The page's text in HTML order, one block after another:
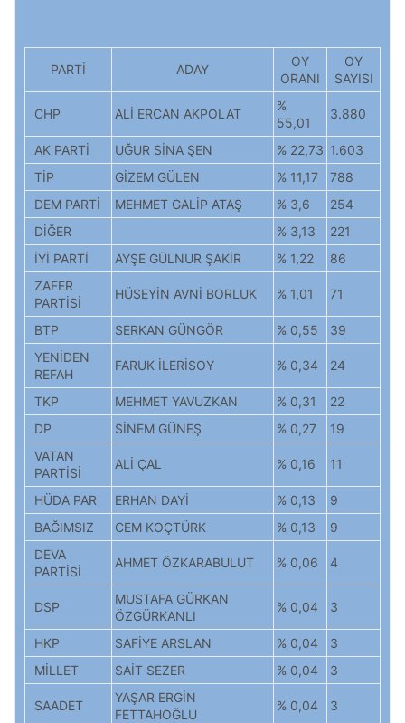
PARTİ ADAY
OY
ORANI
OY
SAYISI
CHP ALİ ERCAN AKPOLAT
%
55,01
3.880
AK PARTİ UĞUR SİNA ŞEN % 22,73 1.603
TİP
GİZEM GÜLEN % 11,17
788
DEM PARTİ
MEHMET GALİP ATAŞ % 3,6
254
DİĞER
% 3,13
221
İYİ PARTİ
AYŞE GÜLNUR ŞAKİR % 1,22
86
ZAFER
PARTİSİ
HÜSEYİN AVNİ BORLUK % 1,01 71
BTP SERKAN GÜNGÖR % 0,55
39
YENİDEN
REFAH
FARUK İLERİSOY % 0,34 24
TKP MEHMET YAVUZKAN % 0,31
22
DP
SİNEM GÜNEŞ % 0,27
19
VATAN
PARTİSİ
ALİ ÇAL % 0,16 11
HÜDA PAR ERHAN DAYİ % 0,13
9
BAĞIMSIZ
CEM KOÇTÜRK % 0,13
9
DEVA
PARTİSİ
AHMET ÖZKARABULUT % 0,06 4
DSP
MUSTAFA GÜRKAN
ÖZGÜRKANLI
% 0,04 3
HKP SAFİYE ARSLAN % 0,04
3
MİLLET
SAİT SEZER % 0,04 3
SAADET
YAŞAR ERGİN
FETTAHOĞLU
% 0,04 3